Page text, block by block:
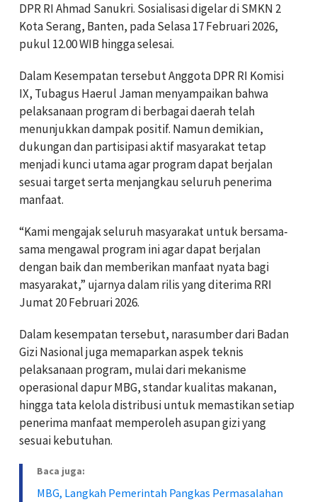
DPR RI Ahmad Sanukri. Sosialisasi digelar di SMKN 2
Kota Serang, Banten, pada Selasa 17 Februari 2026,
pukul 12.00 WIB hingga selesai.
Dalam Kesempatan tersebut Anggota DPR RI Komisi
IX, Tubagus Haerul Jaman menyampaikan bahwa
pelaksanaan program di berbagai daerah telah
menunjukkan dampak positif. Namun demikian,
dukungan dan partisipasi aktif masyarakat tetap
menjadi kunci utama agar program dapat berjalan
sesuai target serta menjangkau seluruh penerima
manfaat.
“Kami mengajak seluruh masyarakat untuk bersama-
sama mengawal program ini agar dapat berjalan
dengan baik dan memberikan manfaat nyata bagi
masyarakat,” ujarnya dalam rilis yang diterima RRI
Jumat 20 Februari 2026.
Dalam kesempatan tersebut, narasumber dari Badan
Gizi Nasional juga memaparkan aspek teknis
pelaksanaan program, mulai dari mekanisme
operasional dapur MBG, standar kualitas makanan,
hingga tata kelola distribusi untuk memastikan setiap
penerima manfaat memperoleh asupan gizi yang
sesuai kebutuhan.
Baca juga:
MBG, Langkah Pemerintah Pangkas Permasalahan